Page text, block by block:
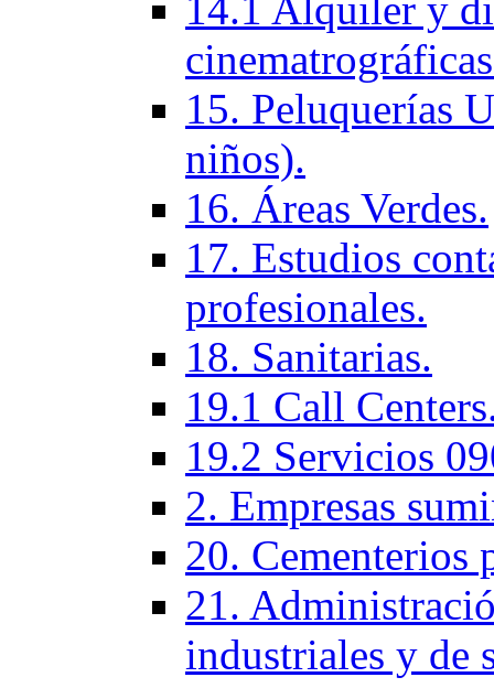
15. Peluquerí­as
niños).
16. Áreas Verdes.
17. Estudios
profesionales.
18. Sanitarias.
19.1 Call
19.2 Servicios
2. Empresas
20. Cementerios
21.
industriales y de